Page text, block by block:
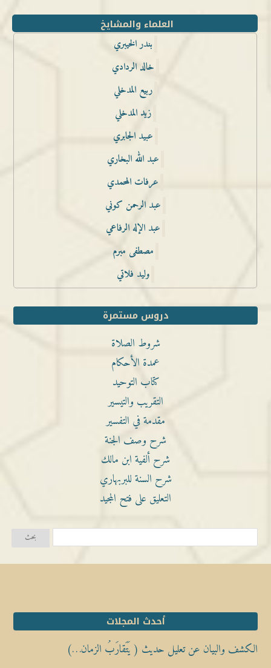
العلماء والمشايخ
بندر الخيبري
خالد الردادي
ربيع المدخلي
زيد المدخلي
عبيد الجابري
عبد الله البخاري
عرفات المحمدي
عبد الرحمن كوني
عبد الإله الرفاعي
مصطفى مبرم
وليد فلاتي
دروس مستمرة
شروط الصلاة
عمدة الأحكام
كتاب التوحيد
التقريب والتيسير
مقدمة في التفسير
شرح وصف الجنة
شرح ألفية ابن مالك
شرح السنة للبربهاري
التعليق على فتح المجيد
أحدث المجلات
الكشف والبيان عن تعليل حديث ( يَتَقارَبُ الزمان…)